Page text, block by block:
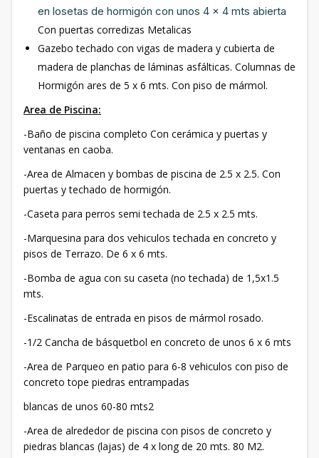
en losetas de hormigón con unos 4 x 4 mts abierta
Con puertas corredizas Metalicas
Gazebo techado con vigas de madera y cubierta de
madera de planchas de láminas asfálticas. Columnas de
Hormigón ares de 5 x 6 mts. Con piso de mármol.
Area de Piscina:
-Baño de piscina completo Con cerámica y puertas y
ventanas en caoba.
-Area de Almacen y bombas de piscina de 2.5 x 2.5. Con
puertas y techado de hormigón.
-Caseta para perros semi techada de 2.5 x 2.5 mts.
-Marquesina para dos vehiculos techada en concreto y
pisos de Terrazo. De 6 x 6 mts.
-Bomba de agua con su caseta (no techada) de 1,5x1.5
mts.
-Escalinatas de entrada en pisos de mármol rosado.
-1/2 Cancha de básquetbol en concreto de unos 6 x 6 mts
-Area de Parqueo en patio para 6-8 vehiculos con piso de
concreto tope piedras entrampadas
blancas de unos 60-80 mts2
-Area de alrededor de piscina con pisos de concreto y
piedras blancas (lajas) de 4 x long de 20 mts. 80 M2.